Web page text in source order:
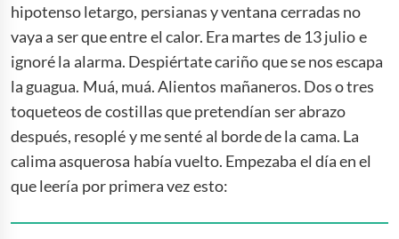
hipotenso letargo, persianas y ventana cerradas no
vaya a ser que entre el calor. Era martes de 13 julio e
ignoré la alarma. Despiértate cariño que se nos escapa
la guagua. Muá, muá. Alientos mañaneros. Dos o tres
toqueteos de costillas que pretendían ser abrazo
después, resoplé y me senté al borde de la cama. La
calima asquerosa había vuelto. Empezaba el día en el
que leería por primera vez esto: